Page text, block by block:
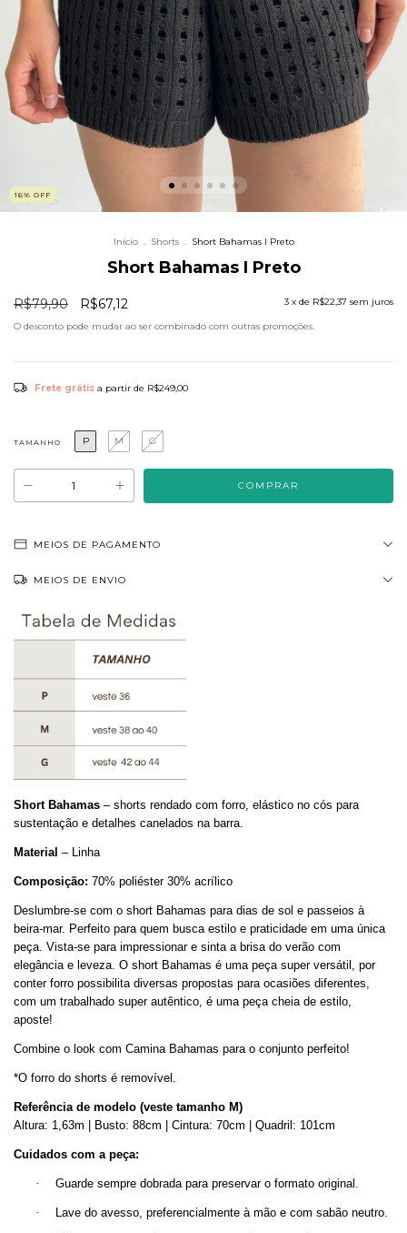
16% OFF
Início . Shorts . Short Bahamas I Preto
Short Bahamas I Preto
R$79,90 R$67,12 3 x de R$22,37 sem juros
O desconto pode mudar ao ser combinado com outras promoções.
Frete grátis a partir de R$249,00
TAMANHO P M G
MEIOS DE PAGAMENTO
MEIOS DE ENVIO
Short Bahamas – shorts rendado com forro, elástico no cós para
sustentação e detalhes canelados na barra.
Material – Linha
Composição: 70% poliéster 30% acrílico
Deslumbre-se com o short Bahamas para dias de sol e passeios à
beira-mar. Perfeito para quem busca estilo e praticidade em uma única
peça. Vista-se para impressionar e sinta a brisa do verão com
elegância e leveza. O short Bahamas é uma peça super versátil, por
conter forro possibilita diversas propostas para ocasiões diferentes,
com um trabalhado super autêntico, é uma peça cheia de estilo,
aposte!
Combine o look com Camina Bahamas para o conjunto perfeito!
*O forro do shorts é removível.
Referência de modelo (veste tamanho M)
Altura: 1,63m | Busto: 88cm | Cintura: 70cm | Quadril: 101cm
Cuidados com a peça:
· Guarde sempre dobrada para preservar o formato original.
· Lave do avesso, preferencialmente à mão e com sabão neutro.